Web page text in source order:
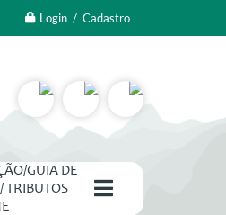
Login / Cadastro
GUIA DE
TRIBUTOS